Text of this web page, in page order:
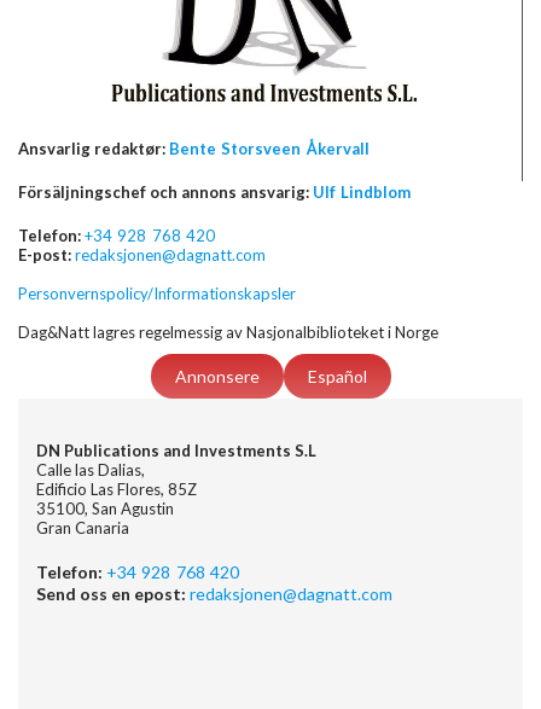
Ansvarlig redaktør: Bente Storsveen Åkervall
Försäljningschef och annons ansvarig: Ulf Lindblom
Telefon:+34 928 768 420
E-post:redaksjonen@dagnatt.com
Personvernspolicy/Informationskapsler
Dag&Natt lagres regelmessig av Nasjonalbiblioteket i Norge
Annonsere Español
DN Publications and Investments S.L
Calle las Dalias,
Edificio Las Flores, 85Z
35100, San Agustin
Gran Canaria
Telefon: +34 928 768 420
Send oss en epost: redaksjonen@dagnatt.com